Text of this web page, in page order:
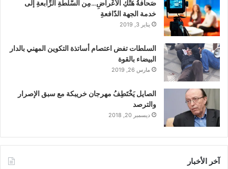
صَحافةُ هَتْكِ الأعْراضِ…مِن السُّلْطةِ الرِّابعةِ إلى
خدمة الجهة الدّافعةِ
يناير 3, 2019
السلطات تفض اعتصام أساتذة التكوين المهني بالدار
البيضاء بالقوة
مارس 26, 2019
الصايل يَخْتَطِفُ مهرجان خريبكة مع سبق الإصرار
والترصد
ديسمبر 20, 2018
آخر الأخبار